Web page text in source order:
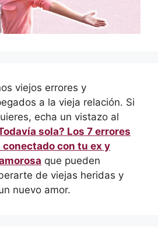
viejos errores y
a la vieja relación. Si
echa un vistazo al
sola? Los 7 errores
con tu ex y
que pueden
de viejas heridas y
nuevo amor.